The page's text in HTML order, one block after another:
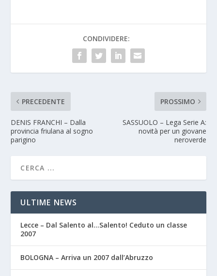
CONDIVIDERE:
PRECEDENTE
DENIS FRANCHI – Dalla
provincia friulana al sogno
parigino
PROSSIMO
SASSUOLO – Lega Serie A:
novità per un giovane
neroverde
ULTIME NEWS
Lecce – Dal Salento al…Salento! Ceduto un classe
2007
BOLOGNA – Arriva un 2007 dall’Abruzzo